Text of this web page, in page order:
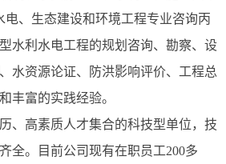
电、生态建设和环境工程专业咨询丙
水利水电工程的规划咨询、勘察、设
水资源论证、防洪影响评价、工程总
丰富的实践经验。
、高素质人才集合的科技型单位，技
全。目前公司现有在职员工200多